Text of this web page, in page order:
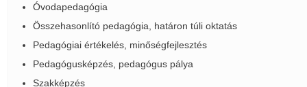
Óvodapedagógia
Összehasonlító pedagógia, határon túli oktatás
Pedagógiai értékelés, minőségfejlesztés
Pedagógusképzés, pedagógus pálya
Szakképzés